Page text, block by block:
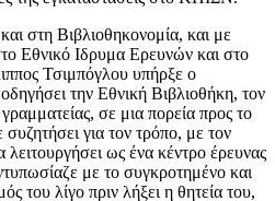
στη Βιβλιοθηκονομία, και με
Εθνικό Ιδρυμα Ερευνών και στο
Τσιμπόγλου υπήρξε ο
την Εθνική Βιβλιοθήκη, τον
σε μια πορεία προς το
για τον τρόπο, με τον
ως ένα κέντρο έρευνας
με το συγκροτημένο και
του λίγο πριν λήξει η θητεία του,